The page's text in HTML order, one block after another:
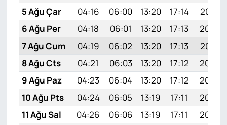
5 Ağu Çar
04:16 06:00 13:20 17:14
20:30
6 Ağu Per
04:18 06:01 13:20 17:13
20:29
7 Ağu Cum
04:19 06:02 13:20 17:13
20:27
8 Ağu Cts
04:21 06:03 13:20 17:12
20:26
9 Ağu Paz
04:23 06:04 13:20 17:12
20:25
10 Ağu Pts
04:24 06:05 13:19 17:11
20:24
11 Ağu Sal
04:26 06:06 13:19 17:11
20:22